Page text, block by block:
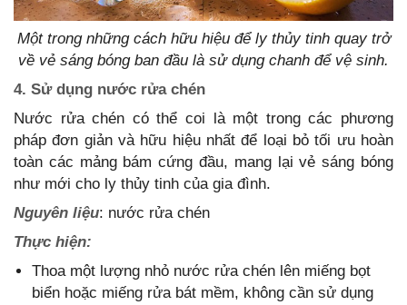
Một trong những cách hữu hiệu để ly thủy tinh quay trở
về vẻ sáng bóng ban đầu là sử dụng chanh để vệ sinh.
4. Sử dụng nước rửa chén
Nước rửa chén có thể coi là một trong các phương
pháp đơn giản và hữu hiệu nhất để loại bỏ tối ưu hoàn
toàn các mảng bám cứng đầu, mang lại vẻ sáng bóng
như mới cho ly thủy tinh của gia đình.
Nguyên liệu: nước rửa chén
Thực hiện:
Thoa một lượng nhỏ nước rửa chén lên miếng bọt
biển hoặc miếng rửa bát mềm, không cần sử dụng